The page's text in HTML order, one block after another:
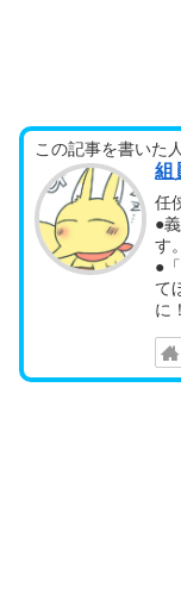
この記事を書いた人
組
任
●
す。
●
て
に